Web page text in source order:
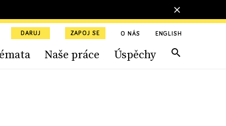
DARUJ ZAPOJ SE O NÁS ENGLISH
Naše práce Úspěchy